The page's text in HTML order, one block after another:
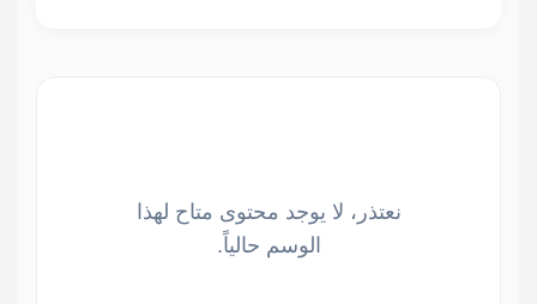
نعتذر، لا يوجد محتوى متاح لهذا
الوسم حالياً.